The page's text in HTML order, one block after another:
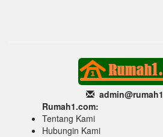
admin@rumah1
Rumah1.com:
Tentang Kami
Hubungin Kami